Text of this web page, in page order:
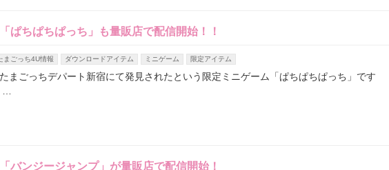
ぱちぱちぱっち」も量販店で配信開始！！
まごっち4U情報 ダウンロードアイテム ミニゲーム 限定アイテム
まごっちデパート新宿にて発見されたという限定ミニゲーム「ぱちぱちぱっち」です
バンジージャンプ」が量販店で配信開始！